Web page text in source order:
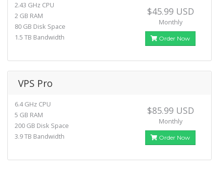
2.43 GHz CPU
2 GB RAM
80 GB Disk Space
1.5 TB Bandwidth
$45.99 USD
Monthly
Order Now
VPS Pro
6.4 GHz CPU
5 GB RAM
200 GB Disk Space
3.9 TB Bandwidth
$85.99 USD
Monthly
Order Now